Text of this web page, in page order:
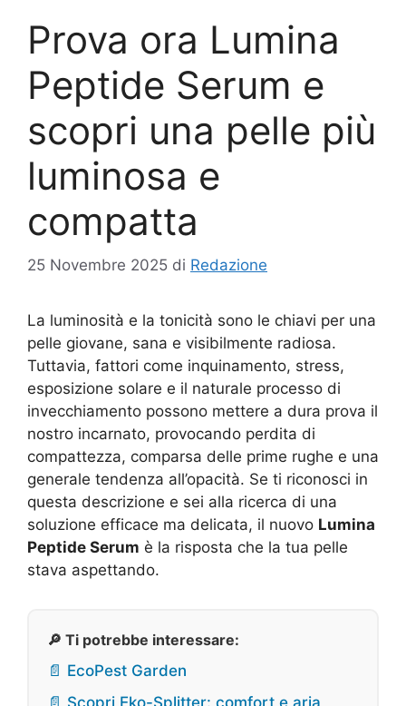
Prova ora Lumina
Peptide Serum e
scopri una pelle più
luminosa e
compatta
25 Novembre 2025 di Redazione
La luminosità e la tonicità sono le chiavi per una
pelle giovane, sana e visibilmente radiosa.
Tuttavia, fattori come inquinamento, stress,
esposizione solare e il naturale processo di
invecchiamento possono mettere a dura prova il
nostro incarnato, provocando perdita di
compattezza, comparsa delle prime rughe e una
generale tendenza all’opacità. Se ti riconosci in
questa descrizione e sei alla ricerca di una
soluzione efficace ma delicata, il nuovo Lumina
Peptide Serum è la risposta che la tua pelle
stava aspettando.
🔎 Ti potrebbe interessare:
📄 EcoPest Garden
📄 Scopri Eko-Splitter: comfort e aria